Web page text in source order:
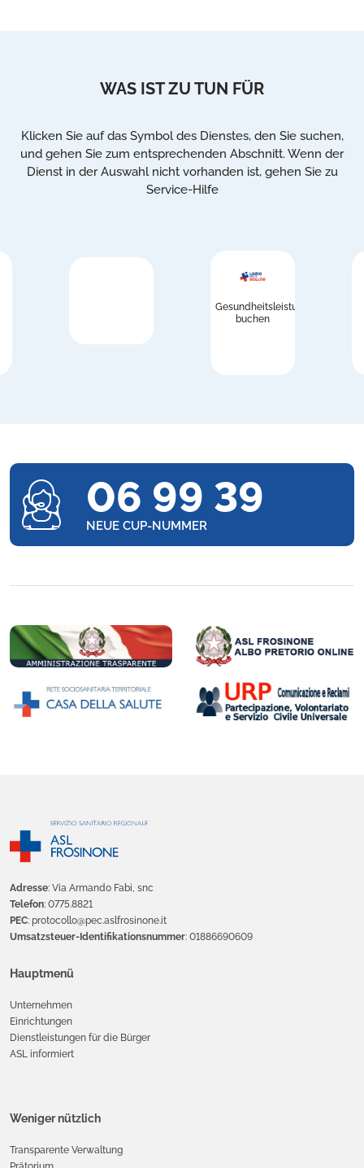
WAS IST ZU TUN FÜR
Klicken Sie auf das Symbol des Dienstes, den Sie suchen,
und gehen Sie zum entsprechenden Abschnitt. Wenn der
Dienst in der Auswahl nicht vorhanden ist, gehen Sie zu
Service-Hilfe
Gesundheitsleistungen
buchen
06 99 39
NEUE CUP-NUMMER
Adresse: Via Armando Fabi, snc
Telefon: 0775.8821
PEC: protocollo@pec.aslfrosinone.it
Umsatzsteuer-Identifikationsnummer: 01886690609
Hauptmenü
Unternehmen
Einrichtungen
Dienstleistungen für die Bürger
ASL informiert
Weniger nützlich
Transparente Verwaltung